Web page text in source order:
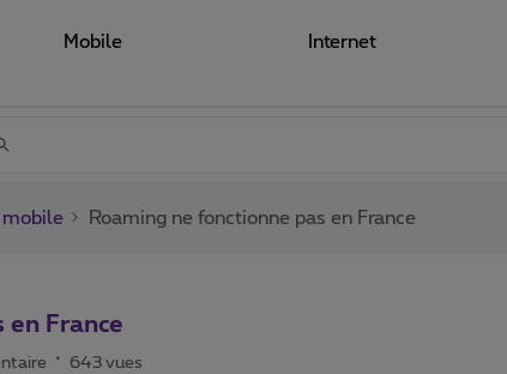
Mobile Internet
mobile Roaming ne fonctionne pas en France
en France
643 vues